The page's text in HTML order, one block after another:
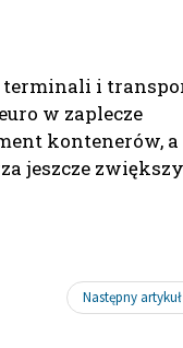
terminali i
w zaplecze
kontenerów, a
jeszcze
Następny artykuł